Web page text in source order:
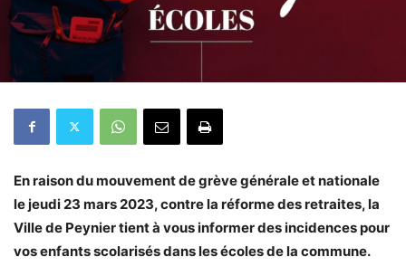
En raison du mouvement de grève générale et nationale
le jeudi 23 mars 2023, contre la réforme des retraites, la
Ville de Peynier tient à vous informer des incidences pour
vos enfants scolarisés dans les écoles de la commune.